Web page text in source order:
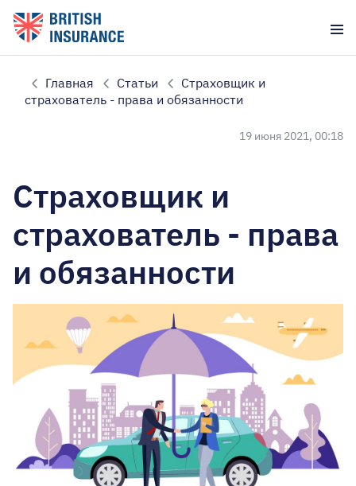
Главная Статьи
Страховщик и
страхователь - права и обязанности
19 июня 2021, 00:18
Страховщик и
страхователь - права
и обязанности